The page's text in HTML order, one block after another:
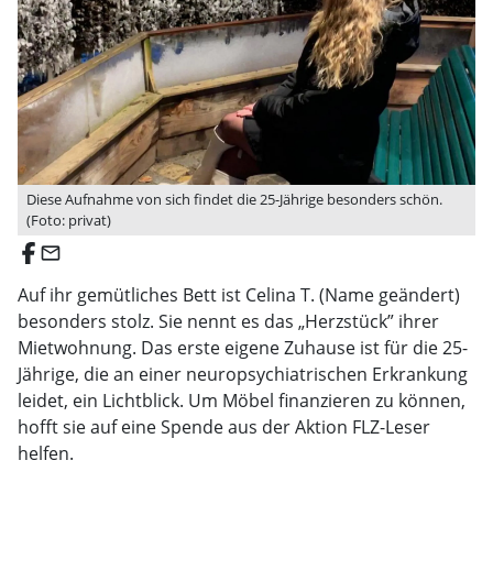
Diese Aufnahme von sich findet die 25-Jährige besonders schön.
(Foto: privat)
email
Auf ihr gemütliches Bett ist Celina T. (Name geändert)
besonders stolz. Sie nennt es das „Herzstück” ihrer
Mietwohnung. Das erste eigene Zuhause ist für die 25-
Jährige, die an einer neuropsychiatrischen Erkrankung
leidet, ein Lichtblick. Um Möbel finanzieren zu können,
hofft sie auf eine Spende aus der Aktion FLZ-Leser
helfen.